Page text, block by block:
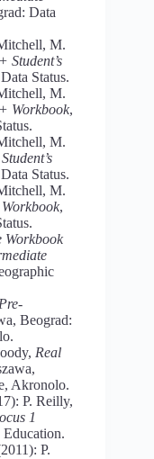
Data
M.
Student’s
Status.
M.
Workbook,
M.
Status.
M.
,
Workbook
Beograd:
Real
Akronolo.
P. Reilly,
1
P.